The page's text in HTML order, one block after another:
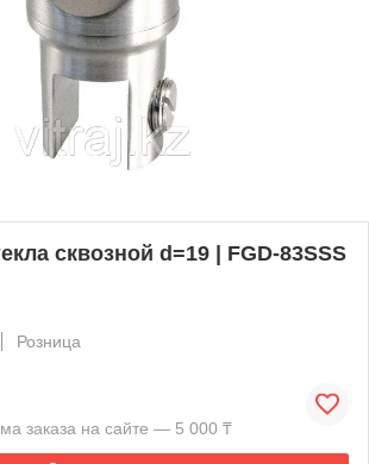
сквозной d=19 | FGD-83SSS
Розница
заказа на сайте — 5 000 ₸